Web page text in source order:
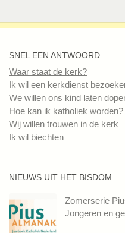
SNEL EEN ANTWOORD
Waar staat de kerk?
Ik wil een kerkdienst
We willen ons kind laten
Hoe kan ik katholiek worden?
Wij willen trouwen in de kerk
Ik wil biechten
NIEUWS UIT HET BISDOM
Zomerserie
Jongeren en